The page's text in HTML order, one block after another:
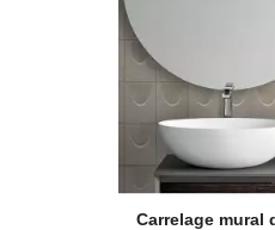
Carrelage mural